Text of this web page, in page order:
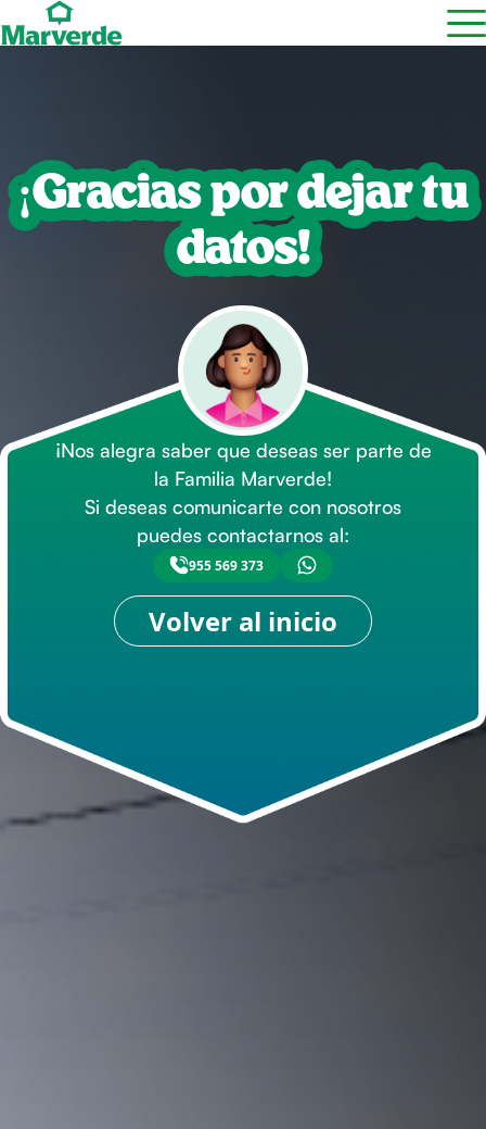
¡Gracias por dejar tu
datos!
¡Nos alegra saber que deseas ser parte de
la Familia Marverde!
Si deseas comunicarte con nosotros
puedes contactarnos al:
955 569 373
Volver al inicio